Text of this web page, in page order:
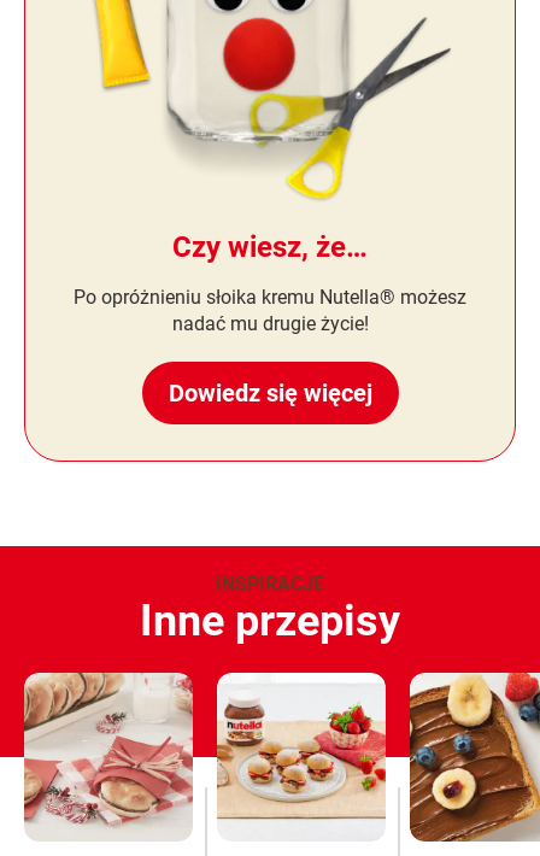
Czy wiesz, że…
Po opróżnieniu słoika kremu Nutella® możesz
nadać mu drugie życie!
Dowiedz się więcej
INSPIRACJE
Inne przepisy